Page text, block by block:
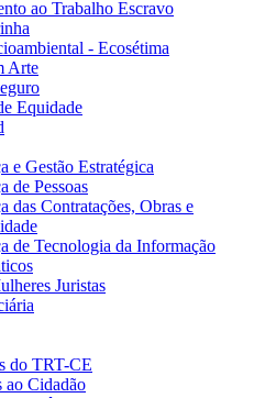
ao Trabalho Escravo
- Ecosétima
Arte
Equidade
e Gestão Estratégica
de Pessoas
das Contratações, Obras e
de Tecnologia da Informação
Juristas
do TRT-CE
ao Cidadão